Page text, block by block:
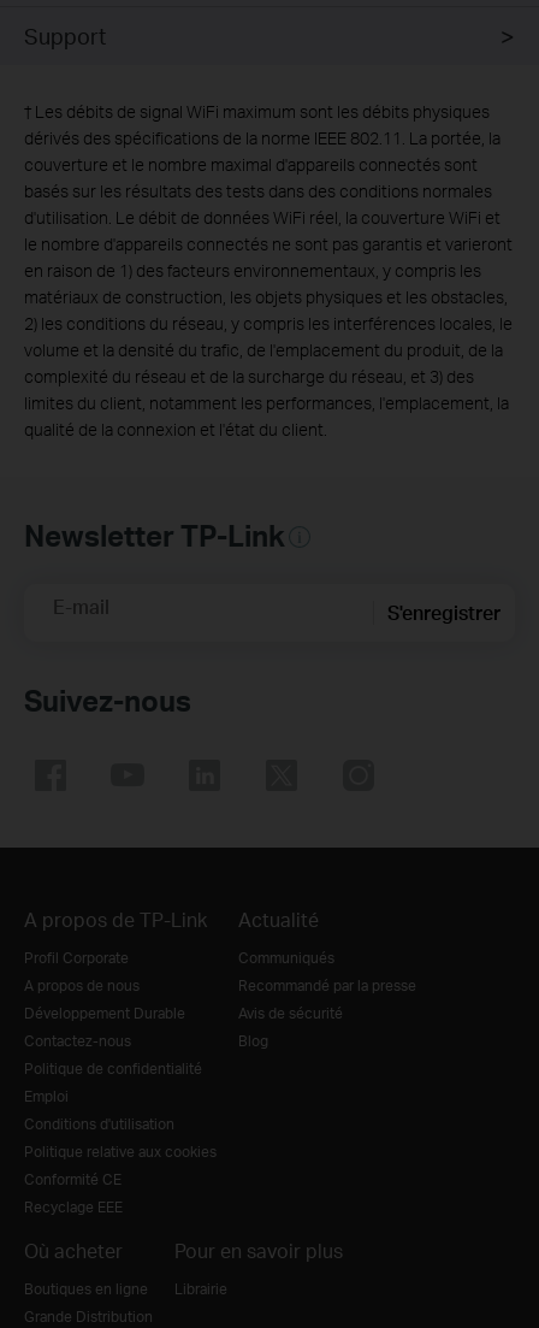
Support
† Les débits de signal WiFi maximum sont les débits physiques
dérivés des spécifications de la norme IEEE 802.11. La portée, la
couverture et le nombre maximal d'appareils connectés sont
basés sur les résultats des tests dans des conditions normales
d'utilisation. Le débit de données WiFi réel, la couverture WiFi et
le nombre d'appareils connectés ne sont pas garantis et varieront
en raison de 1) des facteurs environnementaux, y compris les
matériaux de construction, les objets physiques et les obstacles,
2) les conditions du réseau, y compris les interférences locales, le
volume et la densité du trafic, de l'emplacement du produit, de la
complexité du réseau et de la surcharge du réseau, et 3) des
limites du client, notamment les performances, l'emplacement, la
qualité de la connexion et l'état du client.
Newsletter TP-Link
E-mail S'enregistrer
Suivez-nous
A propos de TP-Link
Profil Corporate
A propos de nous
Développement Durable
Contactez-nous
Politique de confidentialité
Emploi
Conditions d'utilisation
Politique relative aux cookies
Conformité CE
Recyclage EEE
Actualité
Communiqués
Recommandé par la presse
Avis de sécurité
Blog
Où acheter
Boutiques en ligne
Grande Distribution
Pour en savoir plus
Librairie